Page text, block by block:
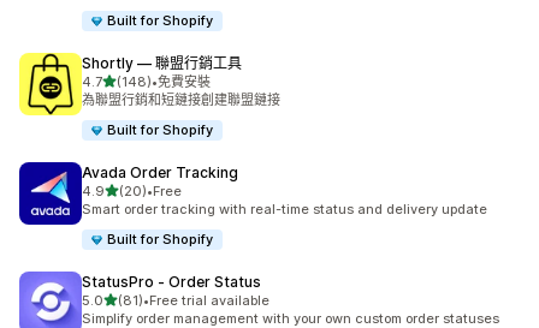
Built for Shopify
Shortly — 聯盟行銷工具
4.7滿分 5 顆星
(148)
共有 148 則評價
•免費安裝
為聯盟行銷和短鏈接創建聯盟鏈接
Built for Shopify
Avada Order Tracking
4.9滿分 5 顆星
(20)
共有 20 則評價
•Free
Smart order tracking with real-time status and delivery update
Built for Shopify
StatusPro ‑ Order Status
5.0滿分 5 顆星
(81)
共有 81 則評價
•Free trial available
Simplify order management with your own custom order statuses